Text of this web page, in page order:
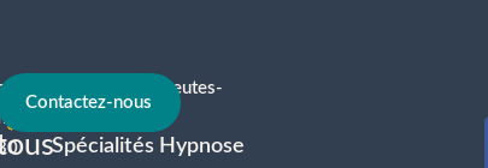
Contactez-nous
Spécialités Hypnose